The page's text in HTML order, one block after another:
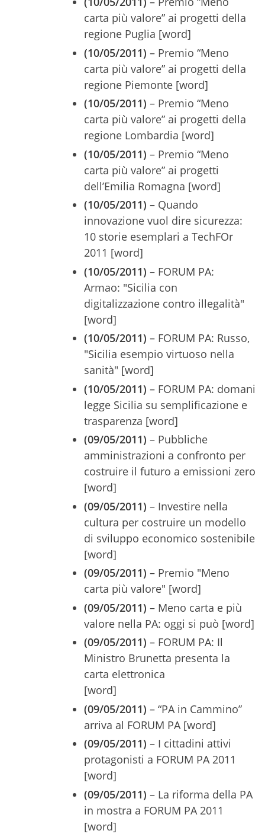
carta più valore” ai progetti della
regione Puglia [word]
(10/05/2011) – Premio “Meno
carta più valore” ai progetti della
regione Piemonte [word]
(10/05/2011) – Premio “Meno
carta più valore” ai progetti della
regione Lombardia [word]
(10/05/2011) – Premio “Meno
carta più valore” ai progetti
dell’Emilia Romagna [word]
(10/05/2011) – Quando
innovazione vuol dire sicurezza:
10 storie esemplari a TechFOr
2011 [word]
(10/05/2011) – FORUM PA:
Armao: "Sicilia con
digitalizzazione contro illegalità"
[word]
(10/05/2011) – FORUM PA: Russo,
"Sicilia esempio virtuoso nella
sanità" [word]
(10/05/2011) – FORUM PA: domani
legge Sicilia su semplificazione e
trasparenza [word]
(09/05/2011) – Pubbliche
amministrazioni a confronto per
costruire il futuro a emissioni zero
[word]
(09/05/2011) – Investire nella
cultura per costruire un modello
di sviluppo economico sostenibile
[word]
(09/05/2011) – Premio "Meno
carta più valore" [word]
(09/05/2011) – Meno carta e più
valore nella PA: oggi si può [word]
(09/05/2011) – FORUM PA: Il
Ministro Brunetta presenta la
carta elettronica
[word]
(09/05/2011) – “PA in Cammino”
arriva al FORUM PA [word]
(09/05/2011) – I cittadini attivi
protagonisti a FORUM PA 2011
[word]
(09/05/2011) – La riforma della PA
in mostra a FORUM PA 2011
[word]